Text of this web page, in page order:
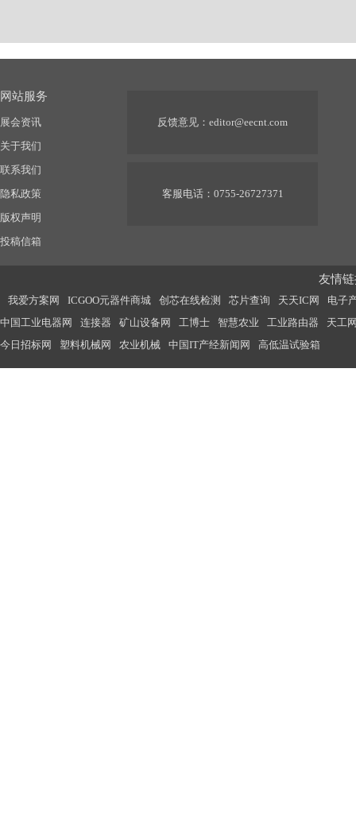
网站服务
展会资讯
关于我们
联系我们
隐私政策
版权声明
投稿信箱
反馈意见： editor@eecnt.com
客服电话：0755-26727371
友情
我爱方案网 ICGOO元器件商城 创芯在线检测 芯片查询 天天IC网
电子
中国工业电器网
连接器 矿山设备网 工博士 智慧农业 工业路由器
天工
今日招标网
塑料机械网 农业机械 中国IT产经新闻网 高低温试验箱